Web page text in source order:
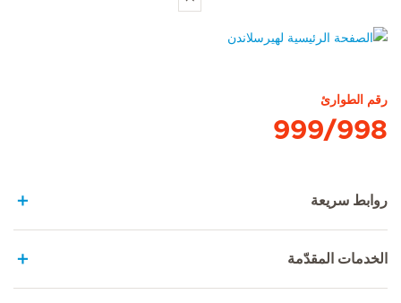
رقم الطوارئ
999/998
روابط سريعة
الخدمات المقدّمة